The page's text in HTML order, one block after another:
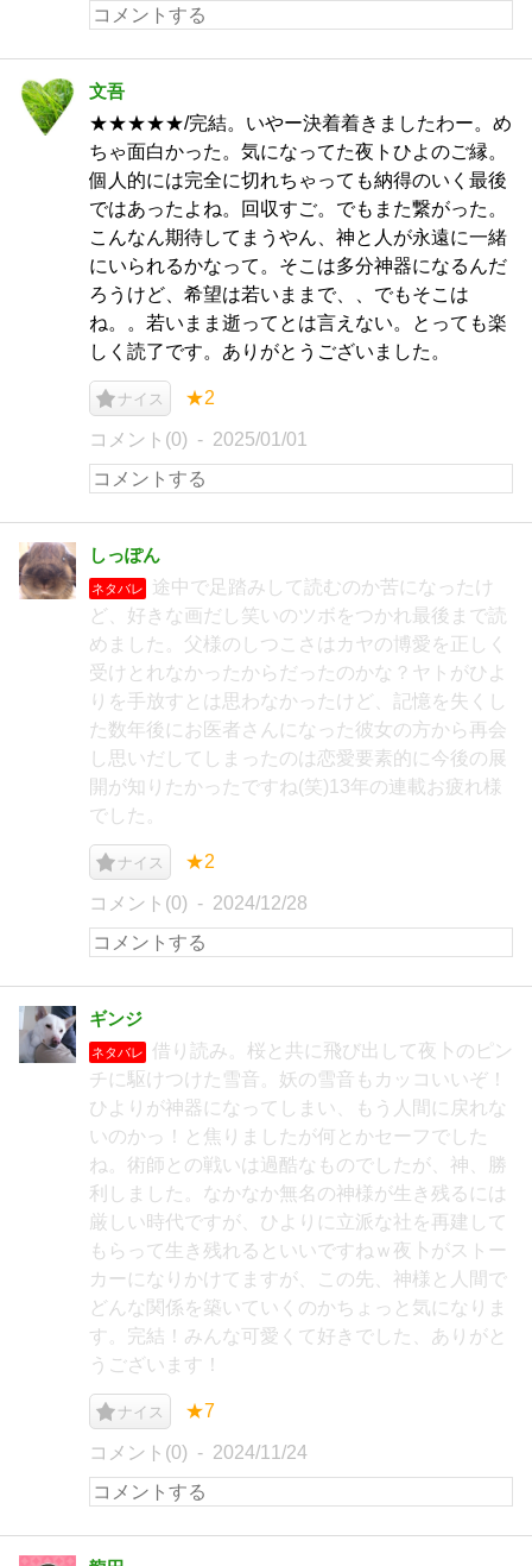
文吾
★★★★★/完結。いやー決着着きましたわー。め
ちゃ面白かった。気になってた夜トひよのご縁。
個人的には完全に切れちゃっても納得のいく最後
ではあったよね。回収すご。でもまた繋がった。
こんなん期待してまうやん、神と人が永遠に一緒
にいられるかなって。そこは多分神器になるんだ
ろうけど、希望は若いままで、、でもそこは
ね。。若いまま逝ってとは言えない。とっても楽
しく読了です。ありがとうございました。
ナイス ★2
コメント(0) 2025/01/01
しっぽん
ネタバレ
途中で足踏みして読むのか苦になったけ
ど、好きな画だし笑いのツボをつかれ最後まで読
めました。父様のしつこさはカヤの博愛を正しく
受けとれなかったからだったのかな？ヤトがひよ
りを手放すとは思わなかったけど、記憶を失くし
た数年後にお医者さんになった彼女の方から再会
し思いだしてしまったのは恋愛要素的に今後の展
開が知りたかったですね(笑)13年の連載お疲れ様
でした。
ナイス ★2
コメント(0) 2024/12/28
ギンジ
ネタバレ
借り読み。桜と共に飛び出して夜卜のピン
チに駆けつけた雪音。妖の雪音もカッコいいぞ！
ひよりが神器になってしまい、もう人間に戻れな
いのかっ！と焦りましたが何とかセーフでした
ね。術師との戦いは過酷なものでしたが、神、勝
利しました。なかなか無名の神様が生き残るには
厳しい時代ですが、ひよりに立派な社を再建して
もらって生き残れるといいですねｗ夜卜がストー
カーになりかけてますが、この先、神様と人間で
どんな関係を築いていくのかちょっと気になりま
す。完結！みんな可愛くて好きでした、ありがと
うございます！
ナイス ★7
コメント(0) 2024/11/24